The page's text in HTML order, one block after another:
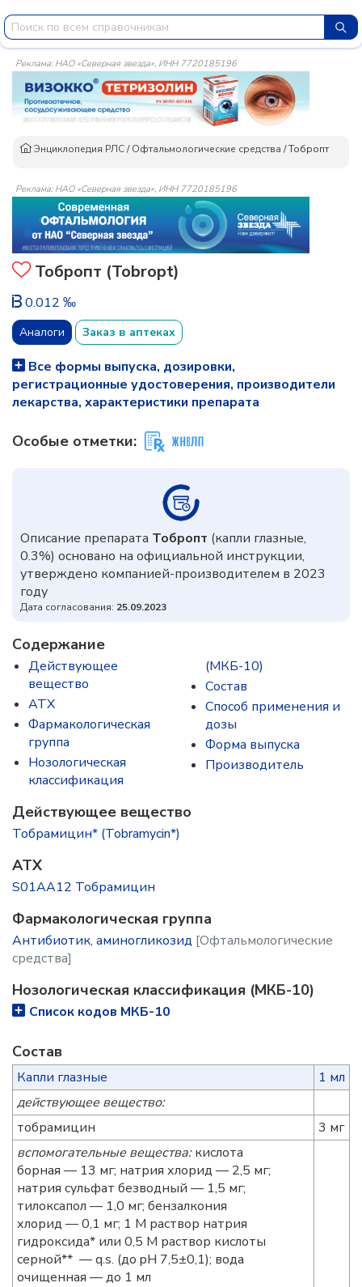
Реклама: НАО «Северная звезда», ИНН 7720185196
Энциклопедия РЛС/Офтальмологические средства /Тобропт
Реклама: НАО «Северная звезда», ИНН 7720185196
Тобропт (Tobropt)
0.012 ‰
Аналоги Заказ в аптеках
Все формы выпуска, дозировки,
регистрационные удостоверения, производители
лекарства, характеристики препарата
Особые отметки:
Описание препарата Тобропт (капли глазные,
0.3%) основано на официальной инструкции,
утверждено компанией-производителем в 2023
году
Дата согласования: 25.09.2023
Содержание
Действующее
вещество
ATX
Фармакологическая
группа
Нозологическая
классификация
(МКБ-10)
Состав
Способ применения и
дозы
Форма выпуска
Производитель
Действующее вещество
Тобрамицин* (Tobramycin*)
ATX
S01AA12 Тобрамицин
Фармакологическая группа
Антибиотик, аминогликозид [Офтальмологические
средства]
Нозологическая классификация (МКБ-10)
Список кодов МКБ-10
Состав
Капли глазные
1 мл
действующее вещество:
тобрамицин
3 мг
вспомогательные вещества:кислота
борная — 13 мг; натрия хлорид — 2,5 мг;
натрия сульфат безводный — 1,5 мг;
тилоксапол — 1,0 мг; бензалкония
хлорид — 0,1 мг; 1 М раствор натрия
гидроксида* или 0,5 М раствор кислоты
серной** — q.s. (до pH 7,5±0,1); вода
очищенная — до 1 мл